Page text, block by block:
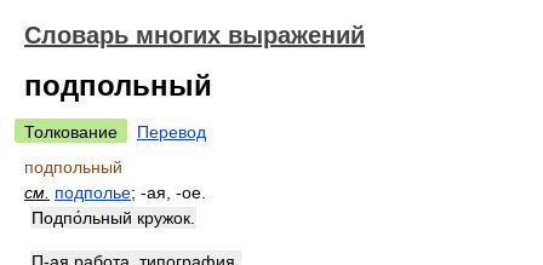
Словарь многих выражений
подпольный
Толкование
Перевод
подпольный
см. подполье; -ая, -ое.
Подпо́льный кружок.